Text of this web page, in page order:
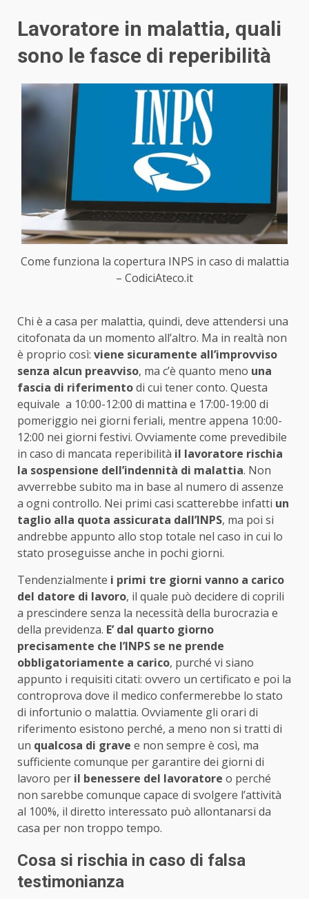
Lavoratore in malattia, quali
sono le fasce di reperibilità
Come funziona la copertura INPS in caso di malattia
– CodiciAteco.it
Chi è a casa per malattia, quindi, deve attendersi una
citofonata da un momento all’altro. Ma in realtà non
è proprio così: viene sicuramente all’improvviso
senza alcun preavviso, ma c’è quanto meno una
fascia di riferimentodi cui tener conto. Questa
equivale a 10:00-12:00 di mattina e 17:00-19:00 di
pomeriggio nei giorni feriali, mentre appena 10:00-
12:00 nei giorni festivi. Ovviamente come prevedibile
in caso di mancata reperibilità il lavoratore rischia
la sospensione dell’indennità di malattia. Non
avverrebbe subito ma in base al numero di assenze
a ogni controllo. Nei primi casi scatterebbe infatti un
taglio alla quota assicurata dall’INPS, ma poi si
andrebbe appunto allo stop totale nel caso in cui lo
stato proseguisse anche in pochi giorni.
Tendenzialmente i primi tre giorni vanno a carico
del datore di lavoro, il quale può decidere di coprili
a prescindere senza la necessità della burocrazia e
della previdenza. E’ dal quarto giorno
precisamente che l’INPS se ne prende
obbligatoriamente a carico, purché vi siano
appunto i requisiti citati: ovvero un certificato e poi la
controprova dove il medico confermerebbe lo stato
di infortunio o malattia. Ovviamente gli orari di
riferimento esistono perché, a meno non si tratti di
un qualcosa di grave e non sempre è così, ma
sufficiente comunque per garantire dei giorni di
lavoro per il benessere del lavoratore o perché
non sarebbe comunque capace di svolgere l’attività
al 100%, il diretto interessato può allontanarsi da
casa per non troppo tempo.
Cosa si rischia in caso di falsa
testimonianza